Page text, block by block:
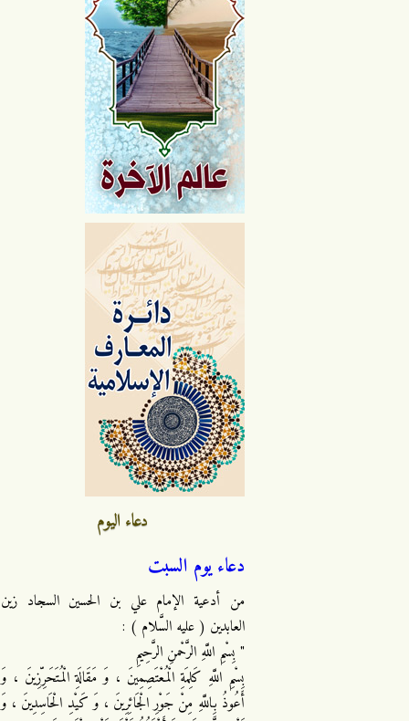
دعاء اليوم
دعاء يوم السبت
من أدعية الإمام علي بن الحسين السجاد زين
العابدين ( عليه السَّلام ) :
" بِسْمِ اللَّهِ الرَّحْمنِ الرَّحِيمِ
بِسْمِ اللَّهِ كَلِمَةِ الْمُعْتَصِمِينَ ، وَ مَقَالَةِ الْمُتَحَرِّزِينَ ، وَ
أَعُوذُ بِاللَّهِ مِنْ جَوْرِ الْجَائِرِينَ ، وَ كَيْدِ الْحَاسِدِينَ ، وَ